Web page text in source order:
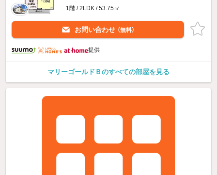
1階 / 2LDK / 53.75㎡
お問い合わせ （無料）
提供
マリーゴールドＢのすべての部屋を見る